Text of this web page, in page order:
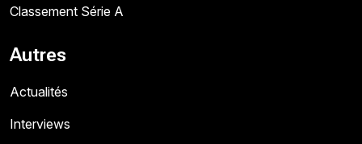
Classement Série A
Autres
Actualités
Interviews